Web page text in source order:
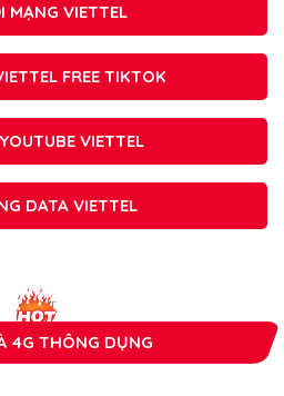
MẠNG VIETTEL
FREE TIKTOK
VIETTEL
DATA VIETTEL
4G THÔNG DỤNG